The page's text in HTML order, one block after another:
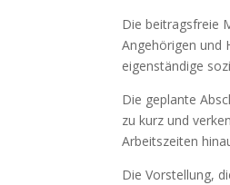
Die beitragsfreie
Angehörigen und
eigenständige
Die geplante
zu kurz und
Arbeitszeiten
Die Vorstellung,